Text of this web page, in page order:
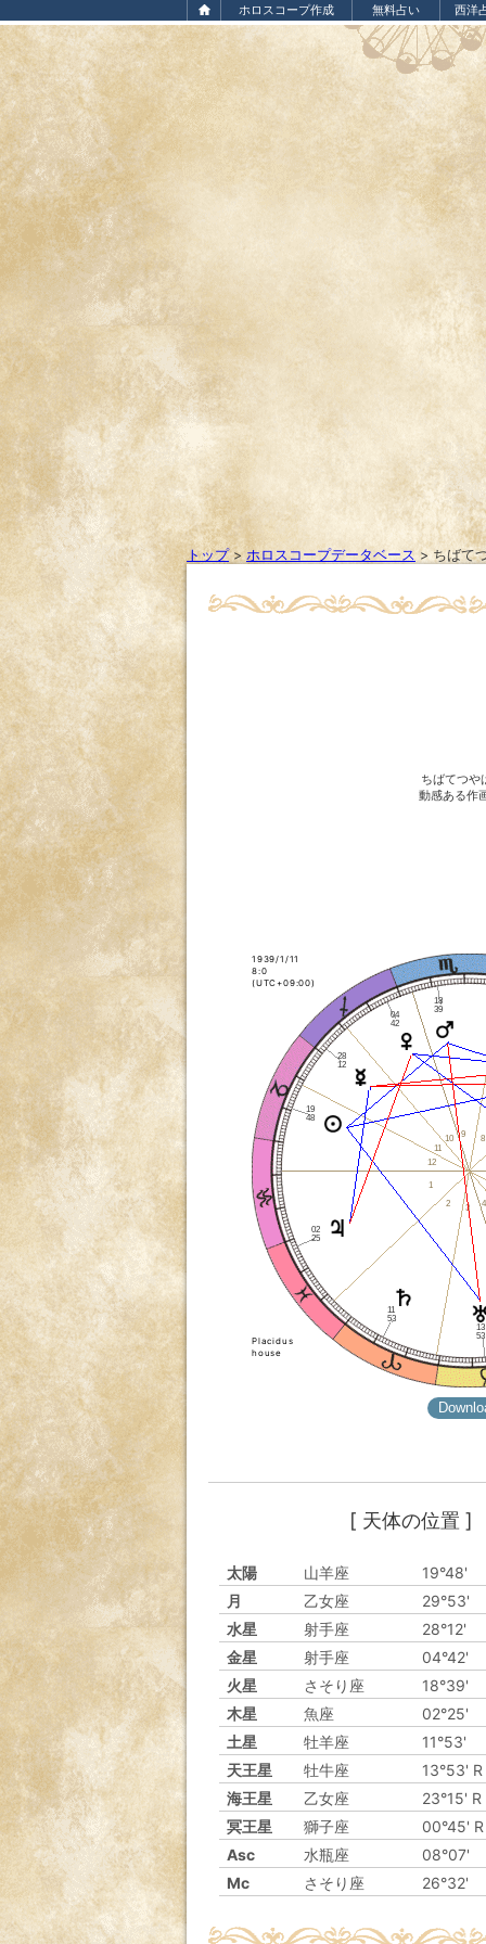
ホロスコープ作成 無料占い 西洋
トップ>ホロスコープデータベース > ちばて
ちばてつや
動感ある作
1939/1/11
8:0
(UTC+09:00)
Placidus
house
1
2
3 4
8
9
10
11
12
19
48
28
12
04
42
18
39
02
25
11
53
13
53
[ 天体の位置 ]
太陽 山羊座
19°48'
月
乙女座
29°53'
水星
射手座
28°12'
金星
射手座
04°42'
火星
さそり座
18°39'
木星
魚座
02°25'
土星
牡羊座
11°53'
天王星
牡牛座
13°53' R
海王星
乙女座
23°15' R
冥王星
獅子座
00°45' R
Asc
水瓶座
08°07'
Mc
さそり座 26°32'